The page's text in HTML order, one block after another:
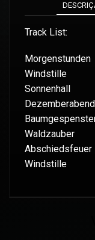
Track List:
Morgenstunden
Windstille
Sonnenhall
Dezemberabend
Waldzauber
Abschiedsfeuer
Windstille